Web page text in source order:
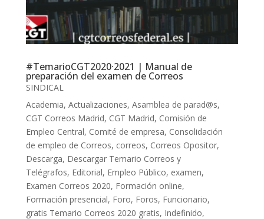
#TemarioCGT2020·2021 | Manual de
preparación del examen de Correos
SINDICAL
Academia, Actualizaciones, Asamblea de parad@s,
CGT Correos Madrid, CGT Madrid, Comisión de
Empleo Central, Comité de empresa, Consolidación
de empleo de Correos, correos, Correos Opositor,
Descarga, Descargar Temario Correos y
Telégrafos, Editorial, Empleo Público, examen,
Examen Correos 2020, Formación online,
Formación presencial, Foro, Foros, Funcionario,
gratis Temario Correos 2020 gratis, Indefinido,